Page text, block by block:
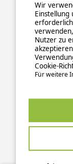
ALLGEMEINE
Sichere
This site is
Wir
Nutzer zu
Cookie-
Für weitere